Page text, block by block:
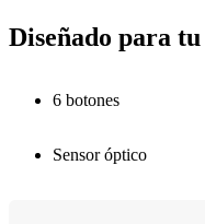
Diseñado para
6 botones
Sensor óptico